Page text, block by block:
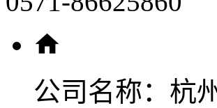
公司名称： 杭